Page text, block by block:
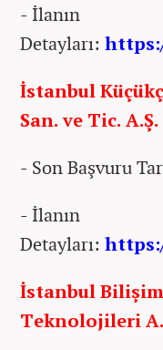
- İlanın
Detayları:
İstanbul
San. ve Tic. A.Ş.
- Son Başvuru
- İlanın
Detayları:
İstanbul
Teknolojileri